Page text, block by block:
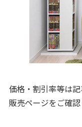
価格・割引率等は
販売ページをご確